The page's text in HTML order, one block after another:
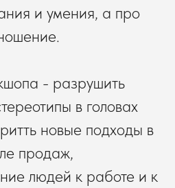
и умения, а про
- разрушить
в головах
новые подходы в
продаж,
людей к работе и к